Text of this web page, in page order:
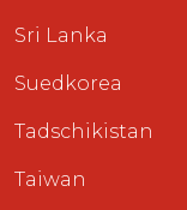
Sri Lanka
Suedkorea
Tadschikistan
Taiwan